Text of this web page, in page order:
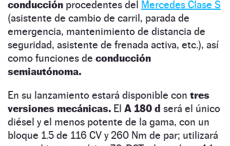
conducción procedentes del Mercedes Clase S
(asistente de cambio de carril, parada de
emergencia, mantenimiento de distancia de
seguridad, asistente de frenada activa, etc.), así
como funciones de conducción
semiautónoma.
En su lanzamiento estará disponible con tres
versiones mecánicas. El A 180 d será el único
diésel y el menos potente de la gama, con un
bloque 1.5 de 116 CV y 260 Nm de par; utilizará